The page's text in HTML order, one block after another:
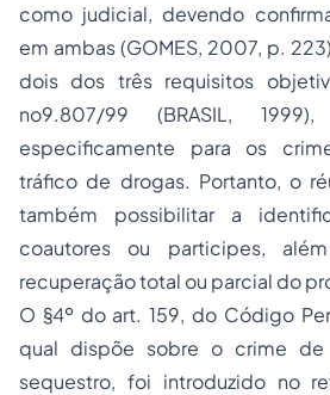
como judicial, devendo
em ambas (GOMES, 2007, p.
dois dos três requisitos
no9.807/99 (BRASIL,
especificamente para os
tráfico de drogas. Portanto, o
também possibilitar a
coautores ou participes,
recuperação total ou parcial do
O §4º do art. 159, do Código
qual dispõe sobre o crime de
sequestro, foi introduzido no